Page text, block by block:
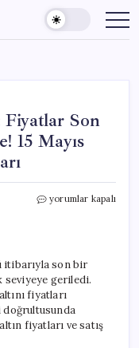
Fiyatlar Son
15 Mayıs
Altın
10
Günün
En
Düşüğünde!
15
yorumlar kapalı
itibarıyla son bir
seviyeye geriledi.
fiyatları
doğrultusunda
fiyatları ve satış